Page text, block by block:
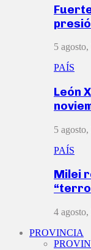
5
PAÍS
León
5
PAÍS
Milei
4
PROVINCIA